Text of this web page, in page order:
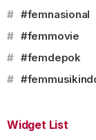
# #femnasional
# #femmovie
# #femdepok
#
Widget List